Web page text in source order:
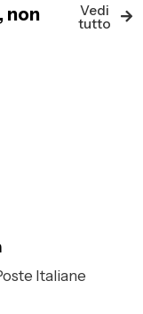
non
Vedi
tutto
Italiane